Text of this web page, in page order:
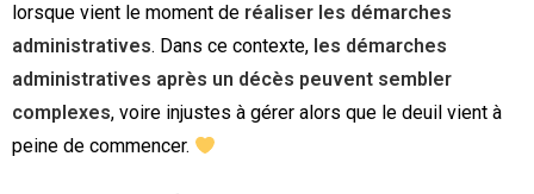
lorsque vient le moment de réaliser les démarches
administratives. Dans ce contexte, les démarches
administratives après un décès peuvent sembler
complexes, voire injustes à gérer alors que le deuil vient à
peine de commencer.